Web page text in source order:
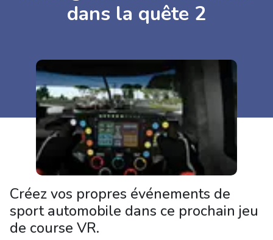
dans la quête 2
Créez vos propres événements de
sport automobile dans ce prochain jeu
de course VR.